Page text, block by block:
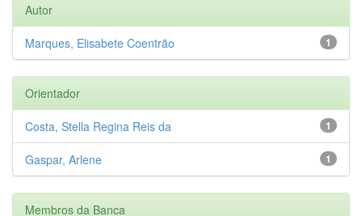
Autor
1
Marques, Elisabete Coentrão
Orientador
1
Costa, Stella Regina Reis da
1
Gaspar, Arlene
Membros da Banca